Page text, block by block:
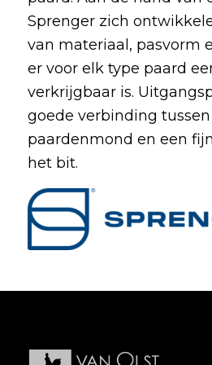
Sprenger zich
van materiaal, pasvorm
er voor elk type paard
verkrijgbaar is.
goede verbinding
paardenmond en een
het bit.